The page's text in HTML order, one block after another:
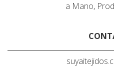
a Mano,